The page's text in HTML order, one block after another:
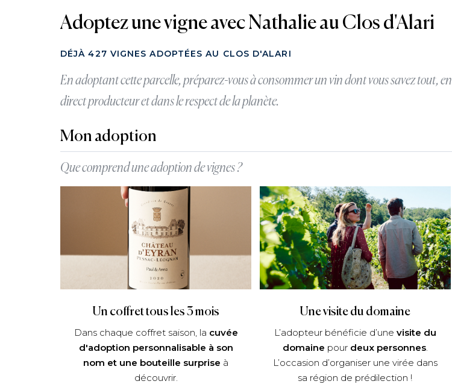
Adoptez une vigne avec Nathalie au Clos d'Alari
DÉJÀ 427 VIGNES ADOPTÉES AU CLOS D'ALARI
En adoptant cette parcelle, préparez-vous à consommer un vin dont vous savez tout, en
direct producteur et dans le respect de la planète.
Mon adoption
Que comprend une adoption de vignes ?
Un coffret tous les 3 mois
Dans chaque coffret saison, la cuvée
d'adoption personnalisable à son
nom et une bouteille surprise à
découvrir.
Une visite du domaine
L’adopteur bénéficie d’une visite du
domaine pour deux personnes.
L’occasion d’organiser une virée dans
sa région de prédilection !